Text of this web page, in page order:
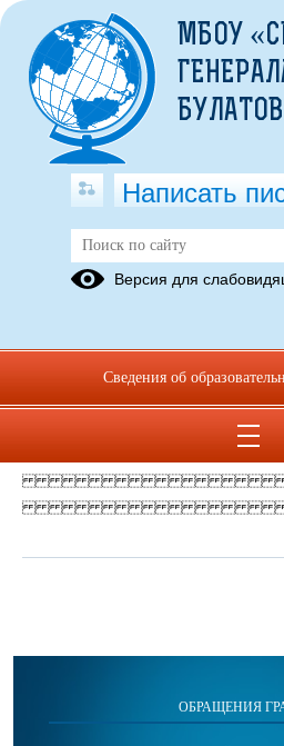
приказ 286 от 31 05.
Опубликовано на сайте
21 июня 2022
ОБРАЩЕНИЯ
МБОУ
Написать
Версия для
Сведения об